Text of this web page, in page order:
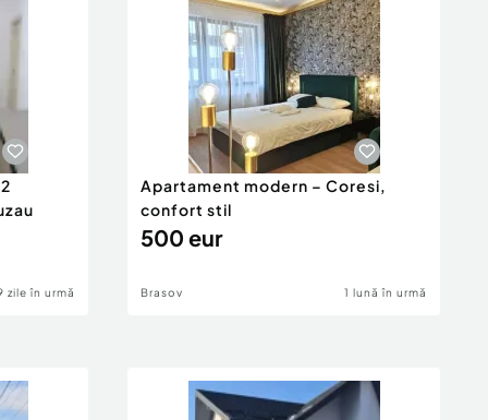
zile în urmă
Apartament modern – Coresi,
confort stil
500 eur
Brasov 1 lună în urmă